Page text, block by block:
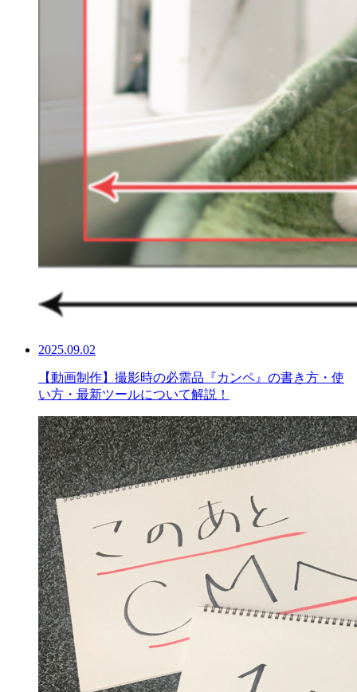
2025.09.02
【動画制作】撮影時の必需品『カンペ』の書き方・使
い方・最新ツールについて解説！